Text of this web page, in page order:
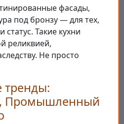
фасады,
под бронзу — для тех,
статус. Такие кухни
реликвией,
Не просто
Промышленный